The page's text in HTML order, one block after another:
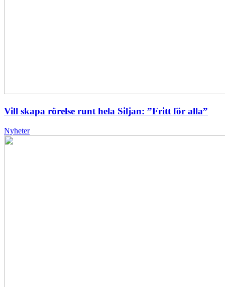
Vill skapa rörelse runt hela Siljan: ”Fritt för alla”
Nyheter